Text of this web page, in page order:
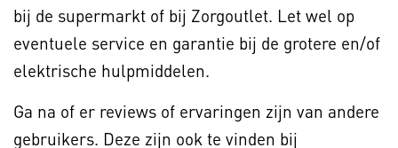
bij de supermarkt of bij Zorgoutlet. Let wel op
eventuele service en garantie bij de grotere en/of
elektrische hulpmiddelen.
Ga na of er reviews of ervaringen zijn van andere
gebruikers. Deze zijn ook te vinden bij